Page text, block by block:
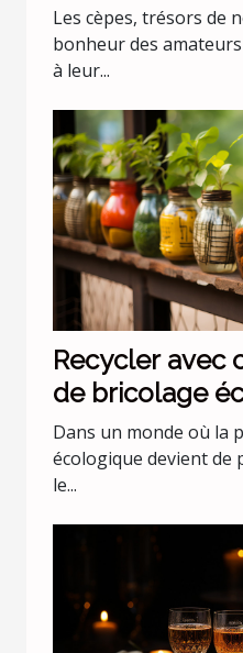
Les cèpes, trésors de
bonheur des
à leur...
Recycler avec
de bricolage
Dans un monde où la
écologique devient de
le...